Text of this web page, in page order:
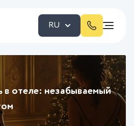
RU
в отеле: незабываемый